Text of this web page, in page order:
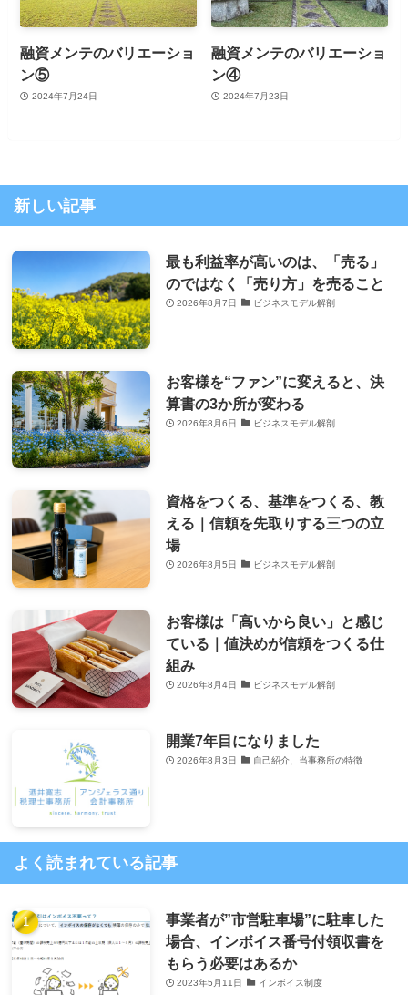
融資メンテのバリエーショ
ン⑤
2024年7月24日
融資メンテのバリエーショ
ン④
2024年7月23日
新しい記事
最も利益率が高いのは、「売る」
のではなく「売り方」を売ること
2026年8月7日 ビジネスモデル解剖
お客様を“ファン”に変えると、決
算書の3か所が変わる
2026年8月6日 ビジネスモデル解剖
資格をつくる、基準をつくる、教
える｜信頼を先取りする三つの立
場
2026年8月5日 ビジネスモデル解剖
お客様は「高いから良い」と感じ
ている｜値決めが信頼をつくる仕
組み
2026年8月4日 ビジネスモデル解剖
開業7年目になりました
2026年8月3日 自己紹介、当事務所の特徴
よく読まれている記事
事業者が”市営駐車場”に駐車した
場合、インボイス番号付領収書を
もらう必要はあるか
2023年5月11日 インボイス制度